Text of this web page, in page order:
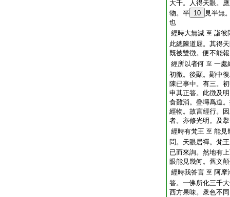
大千。人得天眼。
物。半 10
見半無
也
經時大無滅 至 詣彼
此總陳道屈。其得
既被雙徴。便不能
經所以者何 至 一處
初徴。後顯。顯中
陳已事中。有三。
申其正答。此徴及
食難消。疊塼爲道
經物。故言經行。
者。亦修光明。及
經時有梵王 至 能見
問。天眼居禪。梵
已而來詢。然地有
眼能見幾何。舊文
經時我答言 至 阿
答。一佛所化三千
西方果味。衆色不